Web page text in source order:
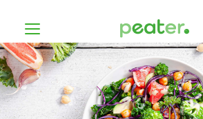
Dijete
Za štediše
Kako to radi?